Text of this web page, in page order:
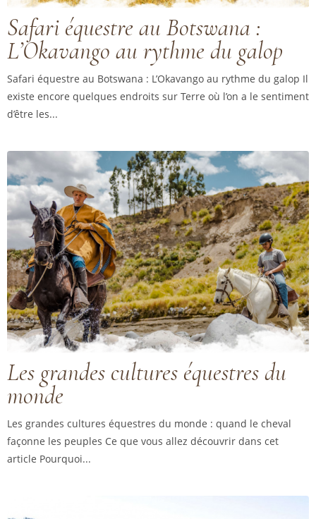
Safari équestre au Botswana :
L’Okavango au rythme du galop
Safari équestre au Botswana : L’Okavango au rythme du galop Il
existe encore quelques endroits sur Terre où l’on a le sentiment
d’être les...
Les grandes cultures équestres du
monde
Les grandes cultures équestres du monde : quand le cheval
façonne les peuples Ce que vous allez découvrir dans cet
article Pourquoi...